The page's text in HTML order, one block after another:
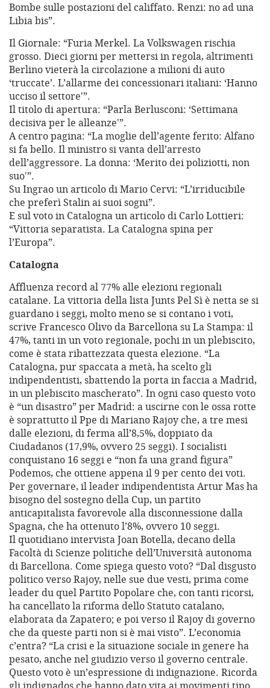
Bombe sulle postazioni del califfato. Renzi: no ad una
Libia bis”.
Il Giornale: “Furia Merkel. La Volkswagen rischia
grosso. Dieci giorni per mettersi in regola, altrimenti
Berlino vieterà la circolazione a milioni di auto
‘truccate’. L’allarme dei concessionari italiani: ‘Hanno
ucciso il settore'”.
Il titolo di apertura: “Parla Berlusconi: ‘Settimana
decisiva per le alleanze'”.
A centro pagina: “La moglie dell’agente ferito: Alfano
si fa bello. Il ministro si vanta dell’arresto
dell’aggressore. La donna: ‘Merito dei poliziotti, non
suo'”.
Su Ingrao un articolo di Mario Cervi: “L’irriducibile
che preferì Stalin ai suoi sogni”.
E sul voto in Catalogna un articolo di Carlo Lottieri:
“Vittoria separatista. La Catalogna spina per
l’Europa”.
Catalogna
Affluenza record al 77% alle elezioni regionali
catalane. La vittoria della lista Junts Pel Sì è netta se si
guardano i seggi, molto meno se si contano i voti,
scrive Francesco Olivo da Barcellona su La Stampa: il
47%, tanti in un voto regionale, pochi in un plebiscito,
come è stata ribattezzata questa elezione. “La
Catalogna, pur spaccata a metà, ha scelto gli
indipendentisti, sbattendo la porta in faccia a Madrid,
in un plebiscito mascherato”. In ogni caso questo voto
è “un disastro” per Madrid: a uscirne con le ossa rotte
è soprattutto il Ppe di Mariano Rajoy che, a tre mesi
dalle elezioni, di ferma all’8,5%, doppiato da
Ciudadanos (17,9%, ovvero 25 seggi). I socialisti
conquistano 16 seggi e “non fa una grand figura”
Podemos, che ottiene appena il 9 per cento dei voti.
Per governare, il leader indipendentista Artur Mas ha
bisogno del sostegno della Cup, un partito
anticapitalista favorevole alla disconnessione dalla
Spagna, che ha ottenuto l’8%, ovvero 10 seggi.
Il quotidiano intervista Joan Botella, decano della
Facoltà di Scienze politiche dell’Università autonoma
di Barcellona. Come spiega questo voto? “Dal disgusto
politico verso Rajoy, nelle sue due vesti, prima come
leader du quel Partito Popolare che, con tanti ricorsi,
ha cancellato la riforma dello Statuto catalano,
elaborata da Zapatero; e poi verso il Rajoy di governo
che da queste parti non si è mai visto”. L’economia
c’entra? “La crisi e la situazione sociale in genere ha
pesato, anche nel giudizio verso il governo centrale.
Questo voto è un’espressione di indignazione. Ricorda